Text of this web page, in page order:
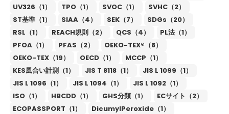
UV326（1）
TPO（1） SVOC（1）
SVHC（2）
ST基準（1）
SIAA（4） SEK（7）
SDGs（20）
RSL（1）
REACH規則（2） QCS（4）
PL法（1）
PFOA（1）
PFAS（2）
OEKO-TEX®（8）
OEKO-TEX（19）
OECD（1）
MCCP（1）
KES風合い計測（1）
JIS T 8118（1）
JIS L 1099（1）
JIS L 1096（1）
JIS L 1094（1）
JIS L 1092（1）
ISO（1）
HBCDD（1） GHS分類（1）
ECサイト（2）
ECOPASSPORT（1）
DicumylPeroxide（1）